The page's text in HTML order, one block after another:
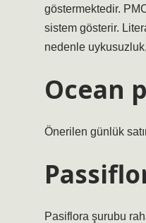
göstermektedir.
sistem gösterir.
nedenle
Ocean
Önerilen günlük
Pasiflora şurubu